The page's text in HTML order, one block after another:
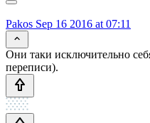
Pakos Sep 16 2016 at 07:11
Они таки исключительно
переписи).